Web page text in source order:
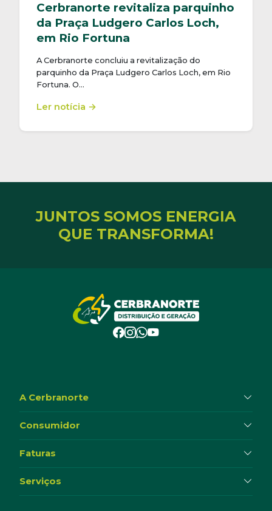
Cerbranorte revitaliza parquinho
da Praça Ludgero Carlos Loch,
em Rio Fortuna
A Cerbranorte concluiu a revitalização do
parquinho da Praça Ludgero Carlos Loch, em Rio
Fortuna. O…
Ler notícia →
JUNTOS SOMOS ENERGIA
QUE TRANSFORMA!
A Cerbranorte
Consumidor
Faturas
Serviços